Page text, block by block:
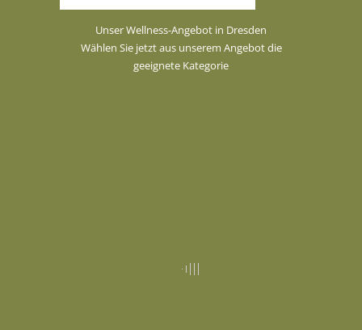
Unser Wellness-Angebot in Dresden
Wählen Sie jetzt aus unserem Angebot die
geeignete Kategorie